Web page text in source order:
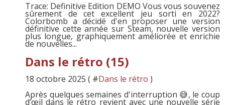
Trace: Definitive Edition DEMO Vous vous souvenez
sûrement de cet excellent jeu sorti en 2022?
Colorbomb a décidé d'en proposer une version
définitive cette année sur Steam, nouvelle version
plus longue, graphiquement améliorée et enrichie
de nouvelles...
Dans le rétro (15)
18 octobre 2025 ( #Dans le rétro )
Après quelques semaines d'interruption 😅, le coup
d’œil dans le rétro revient avec une nouvelle série